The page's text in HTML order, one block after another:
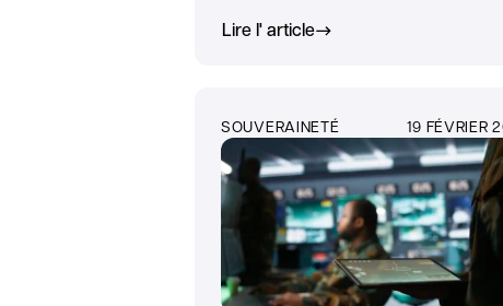
Lire l' article
SOUVERAINETÉ 19 FÉVRIER